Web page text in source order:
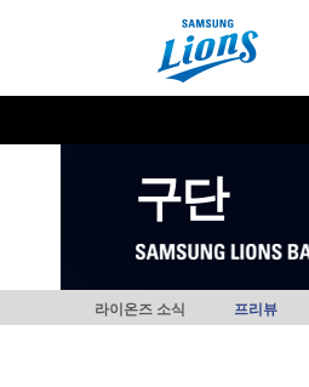
구단
라이온즈 소식 프리뷰